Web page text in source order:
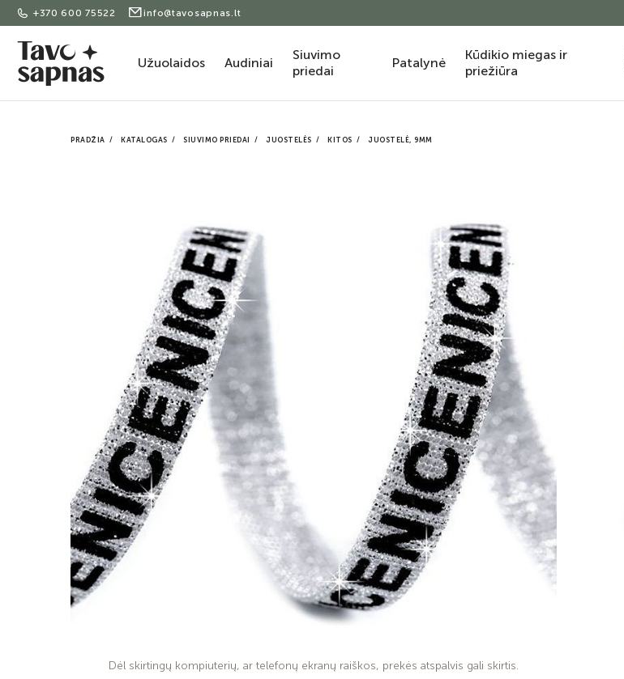
+370 600 75522 info@tavosapnas.lt
Užuolaidos Audiniai
Siuvimo
priedai
Patalynė
Kūdikio miegas ir
priežiūra
PRADŽIA KATALOGAS SIUVIMO PRIEDAI JUOSTELĖS KITOS JUOSTELĖ, 9MM
Dėl skirtingų kompiuterių, ar telefonų ekranų raiškos, prekės atspalvis gali skirtis.